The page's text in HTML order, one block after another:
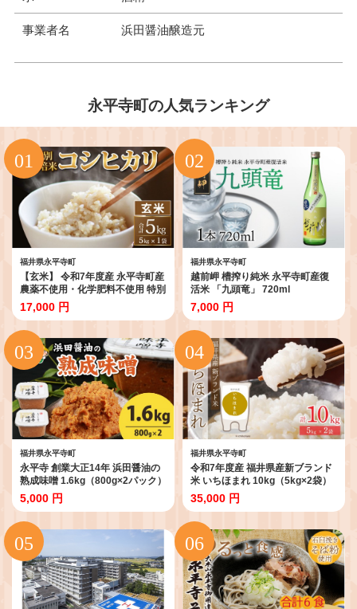
事業者名 浜田醤油醸造元
永平寺町の人気ランキング
福井県永平寺町
【玄米】 令和7年度産 永平寺町産
農薬不使用・化学肥料不使用 特別
栽培米 コシヒカリ 5kg [B-
033056] / 無農薬 減農薬 こしひか
り 特別栽培 米 お米 5キロ 米 米 お
米 コメ 送料無料 こしひかり 福井
17,000 円
福井県永平寺町
越前岬 槽搾り純米 永平寺町産復
活米 「九頭竜」 720ml
7,000 円
福井県永平寺町
永平寺 創業大正14年 浜田醤油の
熟成味噌 1.6kg（800g×2パック）
[A-014015] / お味噌 味噌汁 味噌
みそ 2個 天然熟成 米みそ 米味噌
米糀 米麹 糀味噌 麹味噌 麹 おみそ
米麹味噌 米糀味噌 米麹みそ 米糀
みそ 大豆
5,000 円
福井県永平寺町
令和7年度産 福井県産新ブランド
米 いちほまれ 10kg（5kg×2袋）
[B-002027] / 米 お米 こめ コメ 10
キロ 福井 特A 5キロ 5kg 令和7年
令和七年 7年度産 7年度 令和7年
度 白米 精米 ブランド 単一米
35,000 円